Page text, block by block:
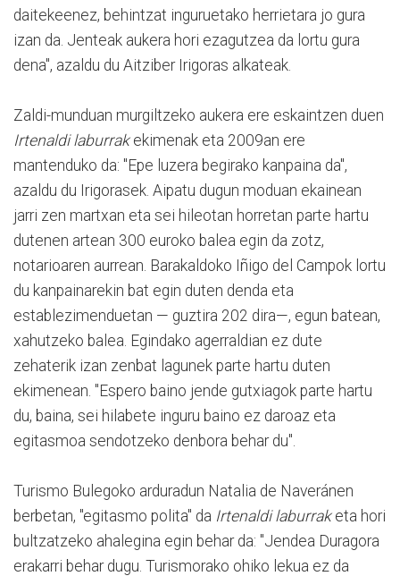
daitekeenez, behintzat inguruetako herrietara jo gura
izan da. Jenteak aukera hori ezagutzea da lortu gura
dena", azaldu du Aitziber Irigoras alkateak.
Zaldi-munduan murgiltzeko aukera ere eskaintzen duen
Irtenaldi laburrak ekimenak eta 2009an ere
mantenduko da: "Epe luzera begirako kanpaina da",
azaldu du Irigorasek. Aipatu dugun moduan ekainean
jarri zen martxan eta sei hileotan horretan parte hartu
dutenen artean 300 euroko balea egin da zotz,
notarioaren aurrean. Barakaldoko Iñigo del Campok lortu
du kanpainarekin bat egin duten denda eta
establezimenduetan — guztira 202 dira—, egun batean,
xahutzeko balea. Egindako agerraldian ez dute
zehaterik izan zenbat lagunek parte hartu duten
ekimenean. "Espero baino jende gutxiagok parte hartu
du, baina, sei hilabete inguru baino ez daroaz eta
egitasmoa sendotzeko denbora behar du".
Turismo Bulegoko arduradun Natalia de Naveránen
berbetan, "egitasmo polita" da Irtenaldi laburrak eta hori
bultzatzeko ahalegina egin behar da: "Jendea Duragora
erakarri behar dugu. Turismorako ohiko lekua ez da